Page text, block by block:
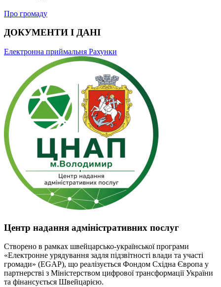
Про громаду
ДОКУМЕНТИ І ДАНІ
Електронна приймальня Рахунки
Центр надання адміністративних послуг
Створено в рамках швейцарсько-української програми
«Електронне урядування задля підзвітності влади та участі
громади» (EGAP), що реалізується Фондом Східна Європа у
партнерстві з Міністерством цифрової трансформації України
та фінансується Швейцарією.